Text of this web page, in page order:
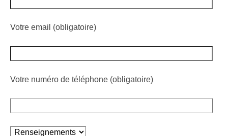
Votre email (obligatoire)
Votre numéro de téléphone (obligatoire)